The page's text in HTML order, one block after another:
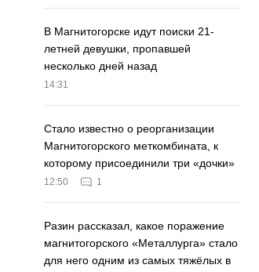
В Магнитогорске идут поиски 21-
летней девушки, пропавшей
несколько дней назад
14:31
Стало известно о реорганизации
Магнитогорского меткомбината, к
которому присоединили три «дочки»
12:50 1
Разин рассказал, какое поражение
магнитогорского «Металлурга» стало
для него одним из самых тяжёлых в